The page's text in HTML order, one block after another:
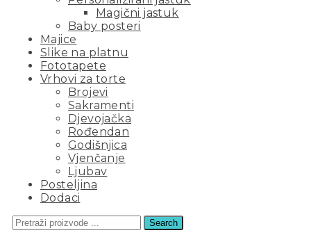
Magični jastuk
Baby posteri
Majice
Slike na platnu
Fototapete
Vrhovi za torte
Brojevi
Sakramenti
Djevojačka
Rođendan
Godišnjica
Vjenčanje
Ljubav
Posteljina
Dodaci
Search